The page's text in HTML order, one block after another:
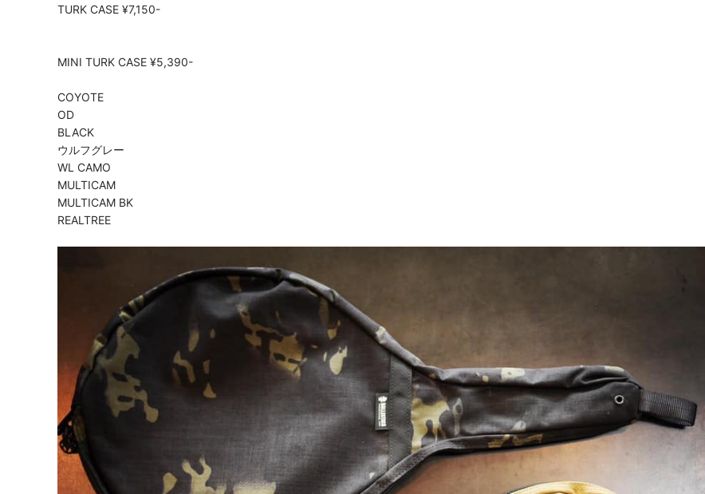
TURK CASE ¥7,150-
MINI TURK CASE ¥5,390-
COYOTE
OD
BLACK
ウルフグレー
WL CAMO
MULTICAM
MULTICAM BK
REALTREE